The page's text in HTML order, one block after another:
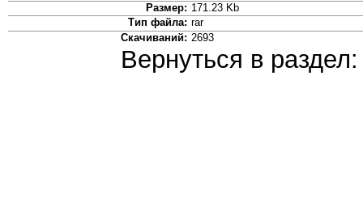
Размер: 171.23 Kb
Тип файла: rar
Скачиваний: 2693
Вернуться в